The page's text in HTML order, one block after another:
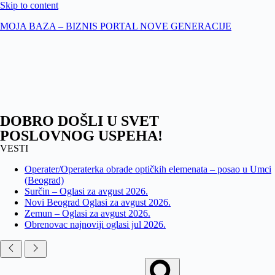
Skip to content
MOJA BAZA – BIZNIS PORTAL NOVE GENERACIJE
DOBRO DOŠLI U SVET
POSLOVNOG USPEHA!
VESTI
Operater/Operaterka obrade optičkih elemenata – posao u Umci
(Beograd)
Surčin – Oglasi za avgust 2026.
Novi Beograd Oglasi za avgust 2026.
Zemun – Oglasi za avgust 2026.
Obrenovac najnoviji oglasi jul 2026.